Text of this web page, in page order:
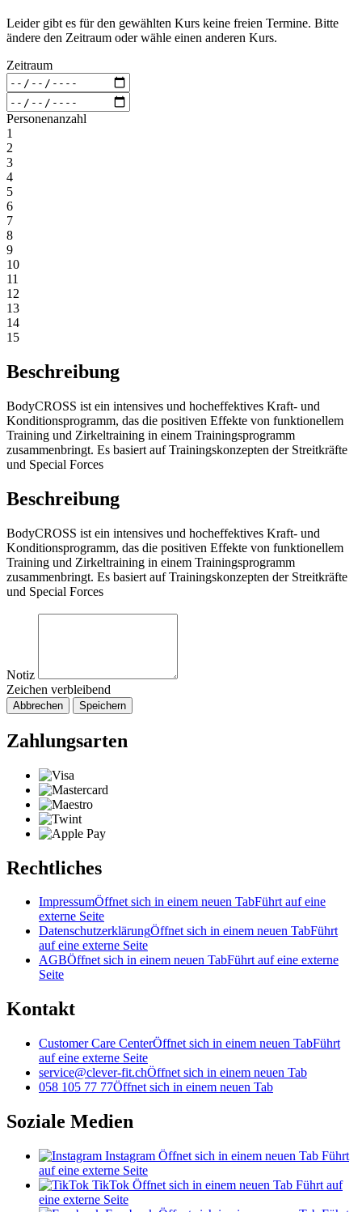
Leider gibt es für den gewählten Kurs keine freien Termine. Bitte
ändere den Zeitraum oder wähle einen anderen Kurs.
Zeitraum
Personenanzahl
1
2
3
4
5
6
7
8
9
10
11
12
13
14
15
Beschreibung
BodyCROSS ist ein intensives und hocheffektives Kraft- und
Konditionsprogramm, das die positiven Effekte von funktionellem
Training und Zirkeltraining in einem Trainingsprogramm
zusammenbringt. Es basiert auf Trainingskonzepten der Streitkräfte
und Special Forces
Beschreibung
BodyCROSS ist ein intensives und hocheffektives Kraft- und
Konditionsprogramm, das die positiven Effekte von funktionellem
Training und Zirkeltraining in einem Trainingsprogramm
zusammenbringt. Es basiert auf Trainingskonzepten der Streitkräfte
und Special Forces
Notiz
Zeichen verbleibend
Abbrechen Speichern
Zahlungsarten
Rechtliches
ImpressumÖffnet sich in einem neuen TabFührt auf eine
externe Seite
DatenschutzerklärungÖffnet sich in einem neuen TabFührt
auf eine externe Seite
AGBÖffnet sich in einem neuen TabFührt auf eine externe
Seite
Kontakt
Customer Care CenterÖffnet sich in einem neuen TabFührt
auf eine externe Seite
service@clever-fit.chÖffnet sich in einem neuen Tab
058 105 77 77Öffnet sich in einem neuen Tab
Soziale Medien
Instagram Öffnet sich in einem neuen Tab Führt
auf eine externe Seite
TikTok Öffnet sich in einem neuen Tab Führt auf
eine externe Seite